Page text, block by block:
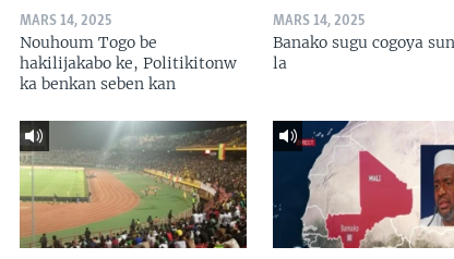
MARS 14, 2025
Nouhoum Togo be
hakilijakabo ke, Politikitonw
ka benkan seben kan
MARS 14, 2025
Banako sugu cogoya
la